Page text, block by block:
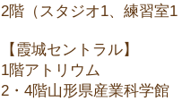
2階（スタジオ1、練習室1
【霞城セントラル】
1階アトリウム
2・4階山形県産業科学館